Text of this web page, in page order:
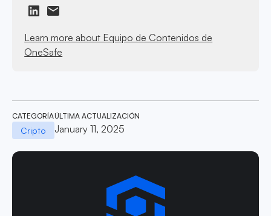
Learn more about Equipo de Contenidos de
OneSafe
CATEGORÍA
Cripto
ÚLTIMA ACTUALIZACIÓN
January 11, 2025